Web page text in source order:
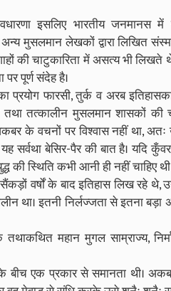
इसलिए भारतीय जनमानस में
अन्य मुसलमान लेखकों द्वारा लिखित
की चाटुकारिता में असत्य भी लिखते
पर पूर्ण संदेह है।
प्रयोग फारसी, तुर्क व अरब
तथा तत्कालीन मुसलमान शासकों की
के वचनों पर विश्वास नहीं था, अतः
सर्वथा बेसिर-पैर की बात है। यदि
की स्थिति कभी आनी ही नहीं चाहिए
वर्षों के बाद इतिहास लिख रहे
था। इतनी निर्लज्जता से इतना बड़ा
महान मुगल साम्राज्य,
बीच एक प्रकार से समानता थी।